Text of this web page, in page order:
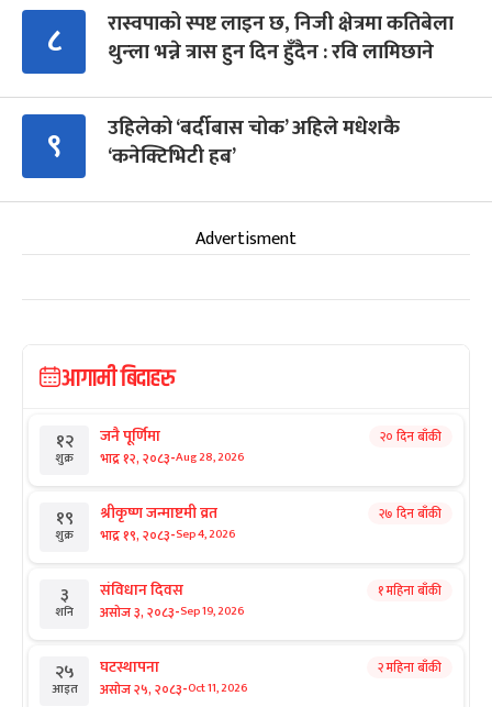
८
रास्वपाको स्पष्ट लाइन छ, निजी क्षेत्रमा कतिबेला
थुन्ला भन्ने त्रास हुन दिन हुँदैन : रवि लामिछाने
९
उहिलेको ‘बर्दीबास चोक’ अहिले मधेशकै
‘कनेक्टिभिटी हब’
Advertisment
आगामी बिदाहरु
१२
शुक्र
जनै पूर्णिमा
भाद्र १२, २०८३-Aug 28, 2026
२० दिन बाँकी
१९
शुक्र
श्रीकृष्ण जन्माष्टमी व्रत
भाद्र १९, २०८३-Sep 4, 2026
२७ दिन बाँकी
३
शनि
संविधान दिवस
असोज ३, २०८३-Sep 19, 2026
१ महिना बाँकी
२५
आइत
घटस्थापना
असोज २५, २०८३-Oct 11, 2026
२ महिना बाँकी